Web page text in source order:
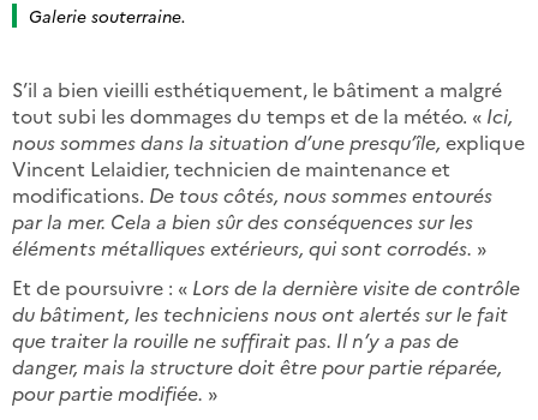
Galerie souterraine.
S’il a bien vieilli esthétiquement, le bâtiment a malgré
tout subi les dommages du temps et de la météo. « Ici,
nous sommes dans la situation d’une presqu’île, explique
Vincent Lelaidier, technicien de maintenance et
modifications. De tous côtés, nous sommes entourés
par la mer. Cela a bien sûr des conséquences sur les
éléments métalliques extérieurs, qui sont corrodés. »
Et de poursuivre : « Lors de la dernière visite de contrôle
du bâtiment, les techniciens nous ont alertés sur le fait
que traiter la rouille ne suffirait pas. Il n’y a pas de
danger, mais la structure doit être pour partie réparée,
pour partie modifiée. »